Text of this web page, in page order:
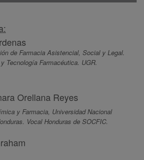
de Farmacia Asistencial, Social y Legal.
Tecnología Farmacéutica. UGR.
Orellana Reyes
y Farmacia, Universidad Nacional
Vocal Honduras de SOCFIC.